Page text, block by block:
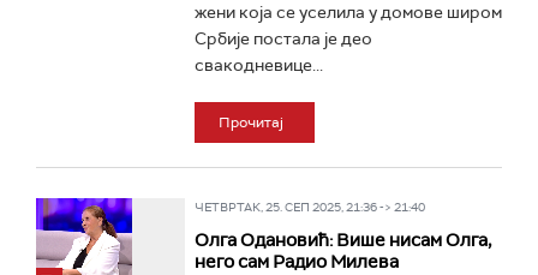
жени која се уселила у домове широм
Србије постала је део
свакодневице...
Прочитај
ЧЕТВРТАК, 25. СЕП 2025, 21:36 -> 21:40
Олга Одановић: Више нисам Олга,
него сам Радио Милева